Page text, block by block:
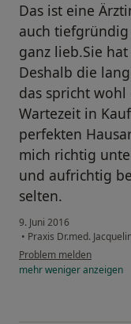
Das ist eine
auch
ganz lieb.Sie
Deshalb die
das spricht
Wartezeit in
perfekten
mich richtig
und aufrichtig
selten.
9. Juni 2016
• Praxis Dr.med.
Problem melden
mehrwenigeranzeigen